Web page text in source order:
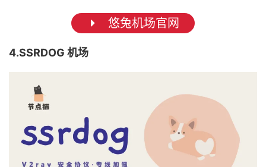
悠兔机场官网
4.SSRDOG 机场